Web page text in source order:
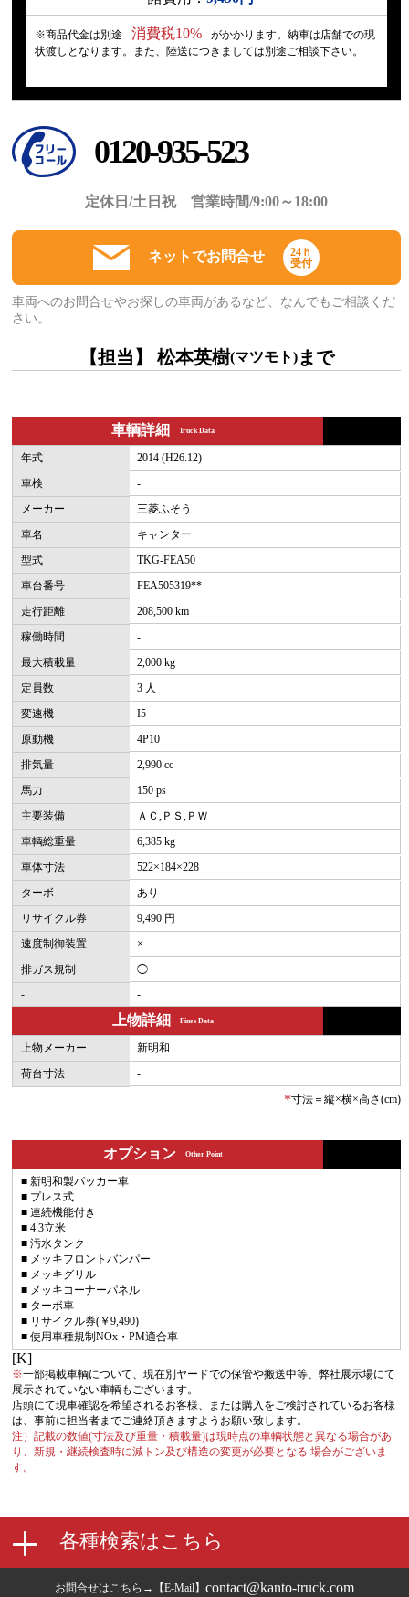
0120-935-523
定休日/土日祝 営業時間/9:00～18:00
ネットでお問合せ
24ｈ
受付
車両へのお問合せやお探しの車両があるなど、なんでもご相談くだ
さい。
【担当】 松本英樹(マツモト)まで
※商品代金は別途 消費税10%
がかかります。納車は店舗での現
状渡しとなります。また、陸送につきましては別途ご相談下さい。
車輌詳細 Truck Data
年式
2014 (H26.12)
車検
-
メーカー
三菱ふそう
車名
キャンター
型式
TKG-FEA50
車台番号
FEA505319**
走行距離
208,500 km
稼働時間
-
最大積載量
2,000 kg
定員数
3 人
変速機
I5
原動機
4P10
排気量
2,990 cc
馬力
150 ps
主要装備
ＡＣ,ＰＳ,ＰＷ
車輌総重量
6,385 kg
車体寸法
522×184×228
ターボ
あり
リサイクル券
9,490 円
速度制御装置
×
排ガス規制
◯
-
-
上物詳細 Fines Data
上物メーカー
新明和
荷台寸法
-
*寸法＝縦×横×高さ(cm)
オプション Other Point
■ 新明和製パッカー車
■ プレス式
■ 連続機能付き
■ 4.3立米
■ 汚水タンク
■ メッキフロントバンパー
■ メッキグリル
■ メッキコーナーパネル
■ ターボ車
■ リサイクル券(￥9,490)
■ 使用車種規制NOx・PM適合車
[K]
※一部掲載車輌について、現在別ヤードでの保管や搬送中等、弊社展示場にて
展示されていない車輌もございます。
店頭にて現車確認を希望されるお客様、または購入をご検討されているお客様
は、事前に担当者までご連絡頂きますようお願い致します。
注）記載の数値(寸法及び重量・積載量)は現時点の車輌状態と異なる場合があ
り、新規・継続検査時に減トン及び構造の変更が必要となる 場合がございま
す。
お問合せはこちら→【E-Mail】 contact@kanto-truck.com